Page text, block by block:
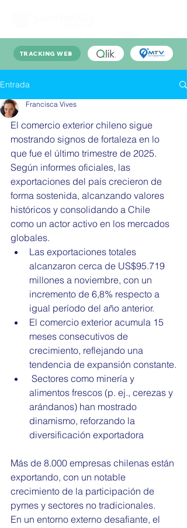
TRACKING WEB
Entrada
Francisca Vives
El comercio exterior chileno sigue
mostrando signos de fortaleza en lo
que fue el último trimestre de 2025.
Según informes oficiales, las
exportaciones del país crecieron de
forma sostenida, alcanzando valores
históricos y consolidando a Chile
como un actor activo en los mercados
globales.
Las exportaciones totales
alcanzaron cerca de US$95.719
millones a noviembre, con un
incremento de 6,8% respecto a
igual período del año anterior.
El comercio exterior acumula 15
meses consecutivos de
crecimiento, reflejando una
tendencia de expansión constante.
alimentos frescos (p. ej., cerezas y
arándanos) han mostrado
dinamismo, reforzando la
diversificación exportadora
Más de 8.000 empresas chilenas están
exportando, con un notable
crecimiento de la participación de
pymes y sectores no tradicionales.
En un entorno externo desafiante, el